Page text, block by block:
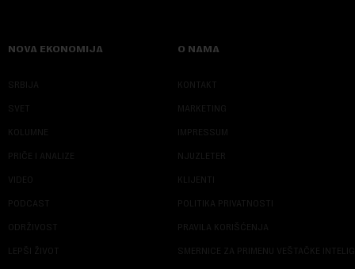
NOVA EKONOMIJA
SRBIJA
SVET
KOLUMNE
PRIČE I ANALIZE
VIDEO
PODCAST
ODRŽIVOST
LEPŠI ŽIVOT
O NAMA
KONTAKT
MARKETING
IMPRESSUM
NJUZLETER
KLIJENTI
POLITIKA PRIVATNOSTI
PRAVILA KORIŠĆENJA
SMERNICE ZA PRIMENU VEŠTAČKE